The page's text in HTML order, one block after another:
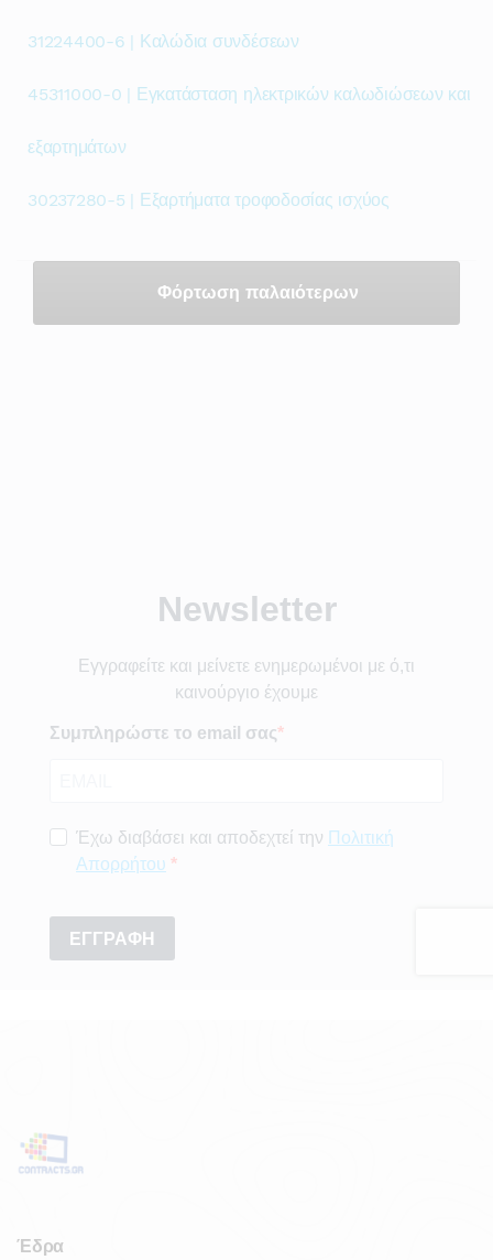
31224400-6 | Καλώδια συνδέσεων
45311000-0 | Εγκατάσταση ηλεκτρικών καλωδιώσεων και
εξαρτημάτων
30237280-5 | Εξαρτήματα τροφοδοσίας ισχύος
Φόρτωση παλαιότερων
Έδρα